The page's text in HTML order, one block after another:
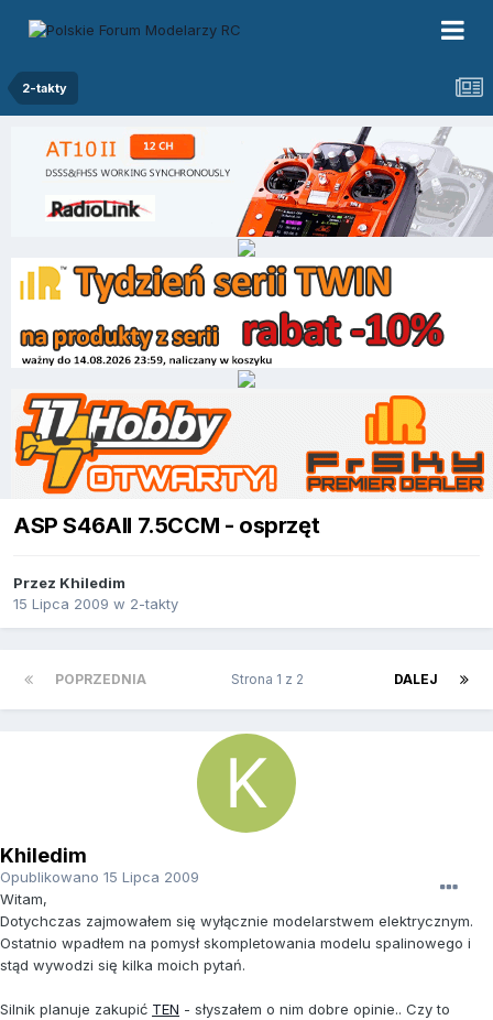
2-takty
ASP S46AII 7.5CCM - osprzęt
Przez Khiledim
15 Lipca 2009 w 2-takty
POPRZEDNIA DALEJ
Strona 1 z 2
Khiledim
Opublikowano 15 Lipca 2009
Witam,
Dotychczas zajmowałem się wyłącznie modelarstwem elektrycznym.
Ostatnio wpadłem na pomysł skompletowania modelu spalinowego i
stąd wywodzi się kilka moich pytań.
Silnik planuje zakupić TEN - słyszałem o nim dobre opinie.. Czy to